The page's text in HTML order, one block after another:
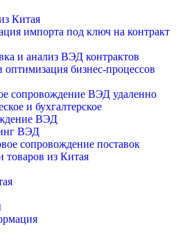
Китая
импорта под ключ на контракт
и анализ ВЭД контрактов
оптимизация бизнес-процессов
сопровождение ВЭД удаленно
и бухгалтерское
ВЭД
ВЭД
сопровождение поставок
товаров из Китая